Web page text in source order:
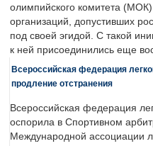
олимпийского комитета
организаций, допустивших
под своей эгидой. С такой
к ней присоединились еще
Всероссийская федерация
продление отстранения
Всероссийская федерация
оспорила в Спортивном
Международной ассоциации